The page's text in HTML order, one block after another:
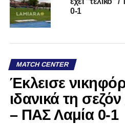
0-1
MATCH CENTER
Έκλεισε
ιδανικά τη
– ΠΑΣ Λαμία 0-1